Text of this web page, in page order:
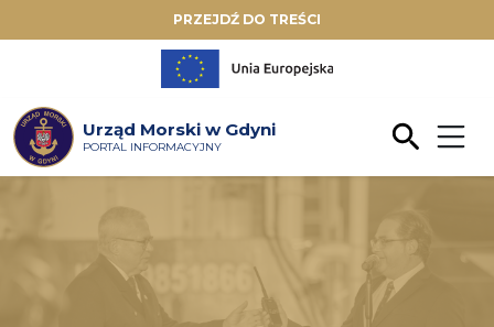
PRZEJDŹ DO TREŚCI
Urząd Morski w Gdyni
PORTAL INFORMACYJNY